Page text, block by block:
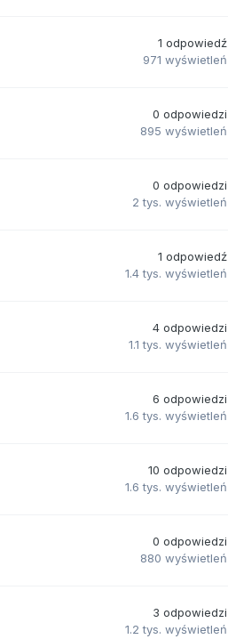
1 odpowiedź
971 wyświetleń
0 odpowiedzi
895 wyświetleń
0 odpowiedzi
2 tys. wyświetleń
1 odpowiedź
1.4 tys. wyświetleń
4 odpowiedzi
1.1 tys. wyświetleń
6 odpowiedzi
1.6 tys. wyświetleń
10 odpowiedzi
1.6 tys. wyświetleń
0 odpowiedzi
880 wyświetleń
3 odpowiedzi
1.2 tys. wyświetleń